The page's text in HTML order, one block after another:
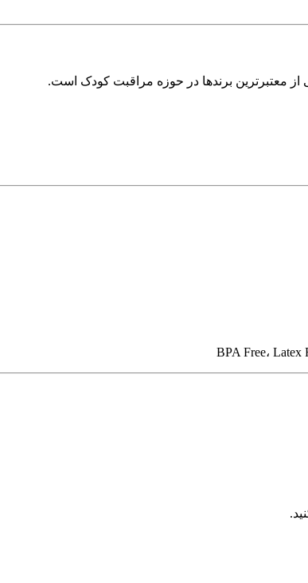
از معتبرترین برندها در حوزه مراقبت کودک است.